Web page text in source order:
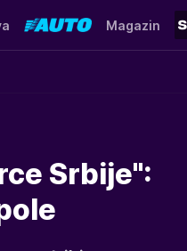
Magazin
Srbije":